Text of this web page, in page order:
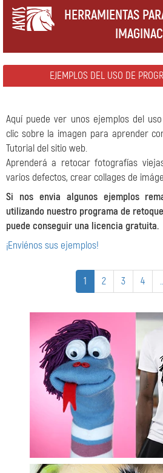
HERRAMIENTAS
EJEMPLOS DEL USO DE
Aquí puede ver unos ejemplos del
clic sobre la imagen para aprender
Tutorial del sitio web.
Aprenderá a retocar fotografías
varios defectos, crear collages de
Si nos envia algunos ejemplos
utilizando nuestro programa de
puede conseguir una licencia gratuita.
¡Enviénos sus ejemplos!
1 2 3 4